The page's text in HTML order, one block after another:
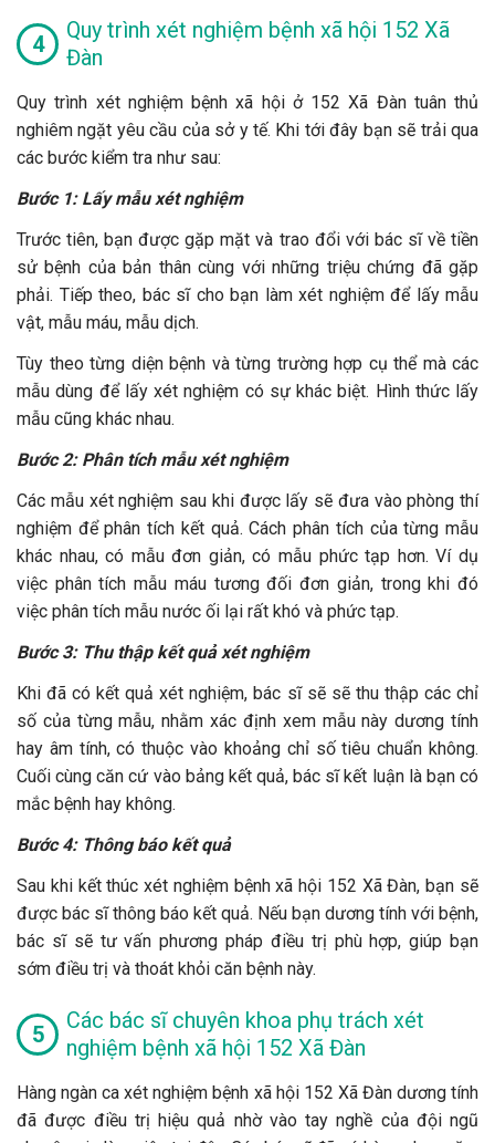
Quy trình xét nghiệm bệnh xã hội 152 Xã
Đàn
Quy trình xét nghiệm bệnh xã hội ở 152 Xã Đàn tuân thủ
nghiêm ngặt yêu cầu của sở y tế. Khi tới đây bạn sẽ trải qua
các bước kiểm tra như sau:
Bước 1: Lấy mẫu xét nghiệm
Trước tiên, bạn được gặp mặt và trao đổi với bác sĩ về tiền
sử bệnh của bản thân cùng với những triệu chứng đã gặp
phải. Tiếp theo, bác sĩ cho bạn làm xét nghiệm để lấy mẫu
vật, mẫu máu, mẫu dịch.
Tùy theo từng diện bệnh và từng trường hợp cụ thể mà các
mẫu dùng để lấy xét nghiệm có sự khác biệt. Hình thức lấy
mẫu cũng khác nhau.
Bước 2: Phân tích mẫu xét nghiệm
Các mẫu xét nghiệm sau khi được lấy sẽ đưa vào phòng thí
nghiệm để phân tích kết quả. Cách phân tích của từng mẫu
khác nhau, có mẫu đơn giản, có mẫu phức tạp hơn. Ví dụ
việc phân tích mẫu máu tương đối đơn giản, trong khi đó
việc phân tích mẫu nước ối lại rất khó và phức tạp.
Bước 3: Thu thập kết quả xét nghiệm
Khi đã có kết quả xét nghiệm, bác sĩ sẽ sẽ thu thập các chỉ
số của từng mẫu, nhằm xác định xem mẫu này dương tính
hay âm tính, có thuộc vào khoảng chỉ số tiêu chuẩn không.
Cuối cùng căn cứ vào bảng kết quả, bác sĩ kết luận là bạn có
mắc bệnh hay không.
Bước 4: Thông báo kết quả
Sau khi kết thúc xét nghiệm bệnh xã hội 152 Xã Đàn, bạn sẽ
được bác sĩ thông báo kết quả. Nếu bạn dương tính với bệnh,
bác sĩ sẽ tư vấn phương pháp điều trị phù hợp, giúp bạn
sớm điều trị và thoát khỏi căn bệnh này.
Các bác sĩ chuyên khoa phụ trách xét
nghiệm bệnh xã hội 152 Xã Đàn
Hàng ngàn ca xét nghiệm bệnh xã hội 152 Xã Đàn dương tính
đã được điều trị hiệu quả nhờ vào tay nghề của đội ngũ